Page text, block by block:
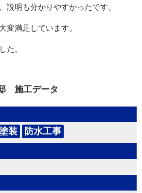
説明も分かりやすかったです。
変満足しています。
た。
施工データ
装 防水工事